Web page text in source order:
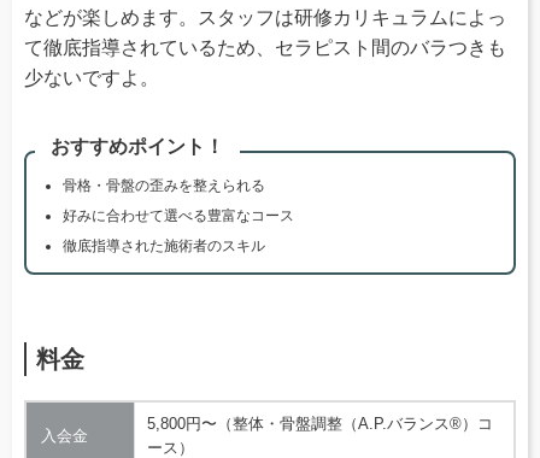
などが楽しめます。スタッフは研修カリキュラムによっ
て徹底指導されているため、セラピスト間のバラつきも
少ないですよ。
おすすめポイント！
骨格・骨盤の歪みを整えられる
好みに合わせて選べる豊富なコース
徹底指導された施術者のスキル
料金
入会金
5,800円〜（整体・骨盤調整（A.P.バランス®）コ
ース）